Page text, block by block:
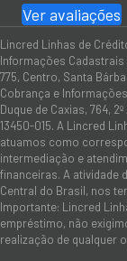
Ver avaliações
Lincred Linhas de
Informações Cadastrais
775, Centro, Santa
Cobrança e
Duque de Caxias, 764,
13450-015. A Lincred
atuamos como
intermediação e
financeiras. A atividade
Central do Brasil, nos
Importante: Lincred
empréstimo, não
realização de qualquer